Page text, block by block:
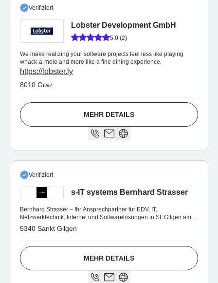
Verifiziert
Lobster Development GmbH
5.0 (2)
We make realizing your software projects feel less like playing
whack-a-mole and more like a fine dining experience.
https://lobster.ly
8010 Graz
MEHR DETAILS
Verifiziert
s-IT systems Bernhard Strasser
Bernhard Strasser – Ihr Ansprechpartner für EDV, IT,
Netzwerktechnik, Internet und Softwarelösungen in St. Gilgen am
Wolfgangsee.
5340 Sankt Gilgen
MEHR DETAILS